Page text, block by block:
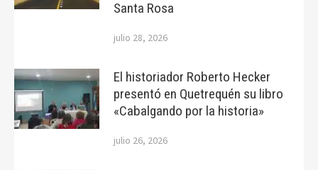
Santa Rosa
julio 28, 2026
El historiador Roberto Hecker
presentó en Quetrequén su libro
«Cabalgando por la historia»
julio 26, 2026